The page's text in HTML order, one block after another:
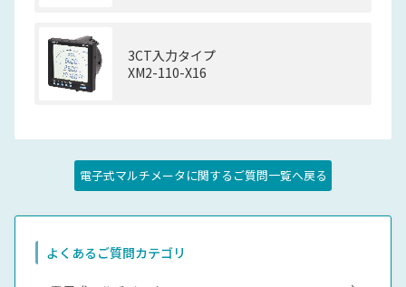
3CT入力タイプ
XM2-110-X16
電子式マルチメータに関するご質問一覧へ戻る
よくあるご質問カテゴリ